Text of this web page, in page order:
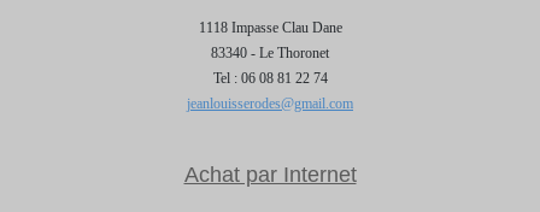
1118 Impasse Clau Dane
83340 - Le Thoronet
Tel : 06 08 81 22 74
jeanlouisserodes@gmail.com
Achat par Internet